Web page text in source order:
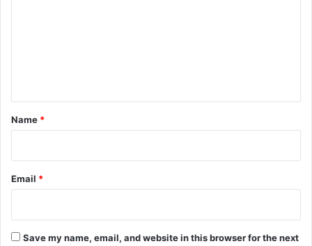
*
Name *
Email *
Save my name, email, and website in this browser for the next